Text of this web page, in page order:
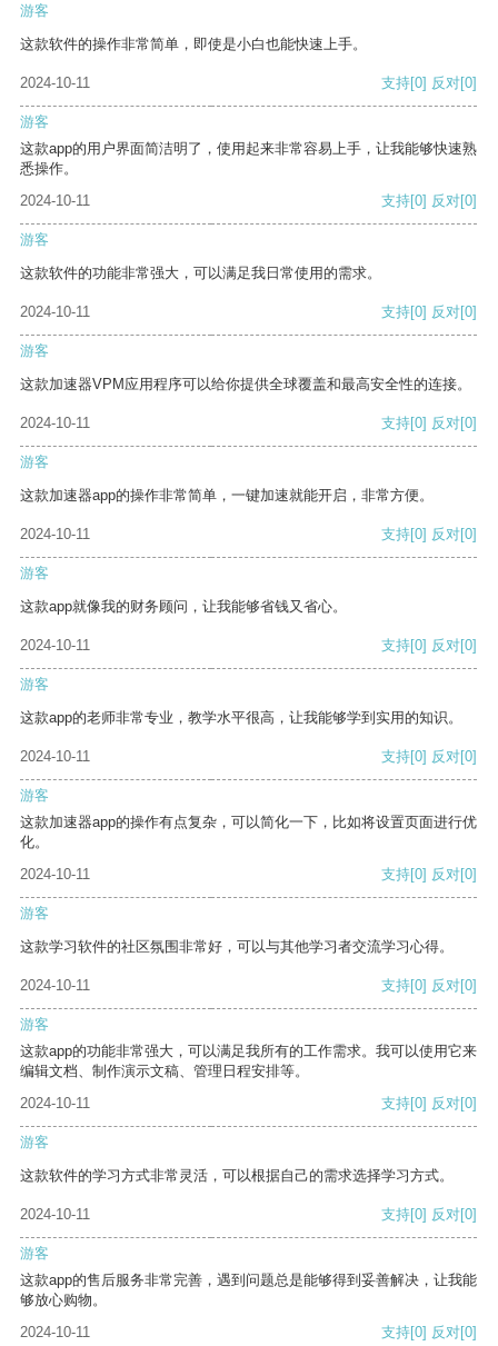
游客
这款软件的操作非常简单，即使是小白也能快速上手。
2024-10-11 支持[0] 反对[0]
游客
这款app的用户界面简洁明了，使用起来非常容易上手，让我能够快速熟
悉操作。
2024-10-11
支持[0] 反对[0]
游客
这款软件的功能非常强大，可以满足我日常使用的需求。
2024-10-11 支持[0] 反对[0]
游客
这款加速器VPM应用程序可以给你提供全球覆盖和最高安全性的连接。
2024-10-11 支持[0] 反对[0]
游客
这款加速器app的操作非常简单，一键加速就能开启，非常方便。
2024-10-11 支持[0] 反对[0]
游客
这款app就像我的财务顾问，让我能够省钱又省心。
2024-10-11 支持[0] 反对[0]
游客
这款app的老师非常专业，教学水平很高，让我能够学到实用的知识。
2024-10-11 支持[0] 反对[0]
游客
这款加速器app的操作有点复杂，可以简化一下，比如将设置页面进行优
化。
2024-10-11
支持[0] 反对[0]
游客
这款学习软件的社区氛围非常好，可以与其他学习者交流学习心得。
2024-10-11 支持[0] 反对[0]
游客
这款app的功能非常强大，可以满足我所有的工作需求。我可以使用它来
编辑文档、制作演示文稿、管理日程安排等。
2024-10-11
支持[0] 反对[0]
游客
这款软件的学习方式非常灵活，可以根据自己的需求选择学习方式。
2024-10-11 支持[0] 反对[0]
游客
这款app的售后服务非常完善，遇到问题总是能够得到妥善解决，让我能
够放心购物。
2024-10-11
支持[0] 反对[0]